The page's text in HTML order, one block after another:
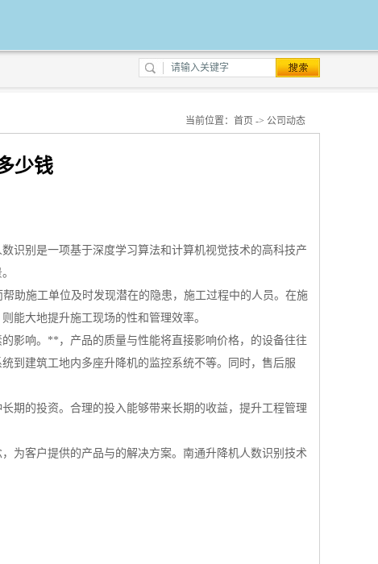
当前位置： 首页 -> 公司动态
少钱
识别是一项基于深度学习算法和计算机视觉技术的高科技产
助施工单位及时发现潜在的隐患，施工过程中的人员。在施
能大地提升施工现场的性和管理效率。
影响。**，产品的质量与性能将直接影响价格，的设备往往
到建筑工地内多座升降机的监控系统不等。同时，售后服
期的投资。合理的投入能够带来长期的收益，提升工程管理
为客户提供的产品与的解决方案。南通升降机人数识别技术